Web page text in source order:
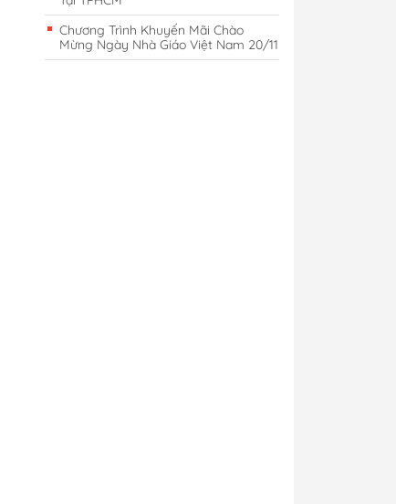
Chương Trình Khuyến Mãi Chào
Mừng Ngày Nhà Giáo Việt Nam 20/11